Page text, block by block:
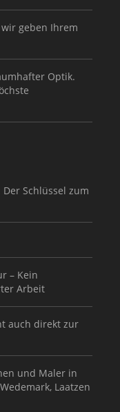
geben Ihrem
Optik.
Schlüssel zum
– Kein
Arbeit
auch direkt zur
und Maler in
Laatzen